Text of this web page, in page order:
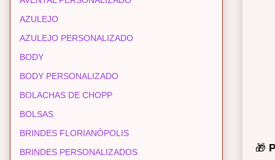
🎁
AZULEJO
AZULEJO PERSONALIZADO
BODY
BODY PERSONALIZADO
BOLACHAS DE CHOPP
BOLSAS
BRINDES FLORIANÓPOLIS
BRINDES PERSONALIZADOS